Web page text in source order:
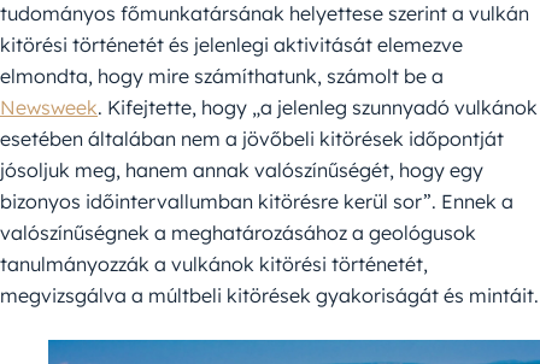
tudományos főmunkatársának helyettese szerint a vulkán
kitörési történetét és jelenlegi aktivitását elemezve
elmondta, hogy mire számíthatunk, számolt be a
Newsweek. Kifejtette, hogy „a jelenleg szunnyadó vulkánok
esetében általában nem a jövőbeli kitörések időpontját
jósoljuk meg, hanem annak valószínűségét, hogy egy
bizonyos időintervallumban kitörésre kerül sor”. Ennek a
valószínűségnek a meghatározásához a geológusok
tanulmányozzák a vulkánok kitörési történetét,
megvizsgálva a múltbeli kitörések gyakoriságát és mintáit.